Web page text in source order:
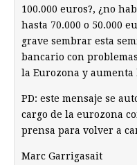
100.000 euros?, ¿no
hasta 70.000 o 50.000
grave sembrar esta
bancario con
la Eurozona y
PD: este mensaje se
cargo de la eurozona
prensa para volver a
Marc Garrigasait